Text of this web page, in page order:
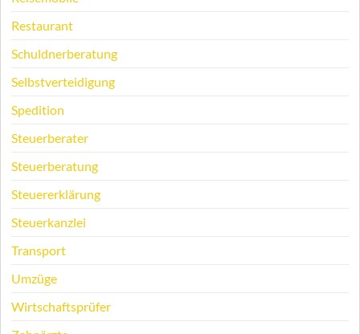
Restaurant
Schuldnerberatung
Selbstverteidigung
Spedition
Steuerberater
Steuerberatung
Steuererklärung
Steuerkanzlei
Transport
Umzüge
Wirtschaftsprüfer